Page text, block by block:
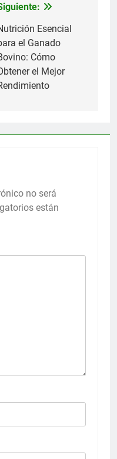
Esencial
el Ganado
Cómo
el Mejor
no será
están